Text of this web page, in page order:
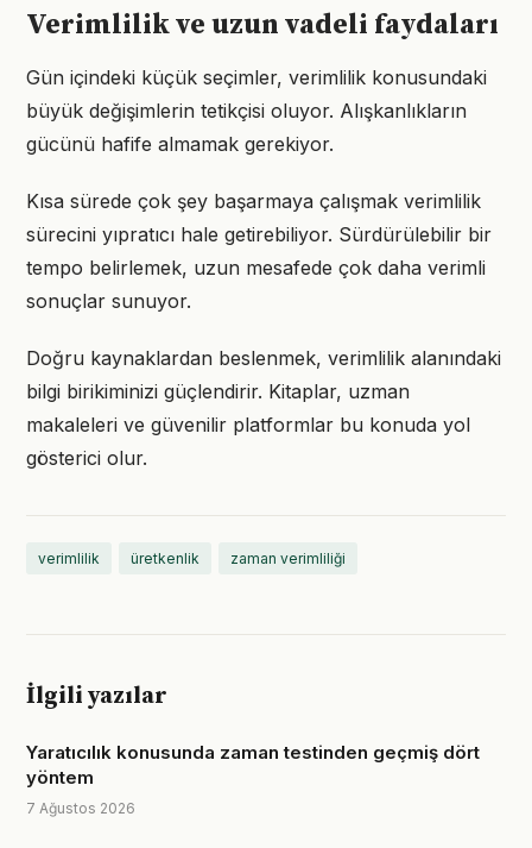
Verimlilik ve uzun vadeli faydaları
Gün içindeki küçük seçimler, verimlilik konusundaki
büyük değişimlerin tetikçisi oluyor. Alışkanlıkların
gücünü hafife almamak gerekiyor.
Kısa sürede çok şey başarmaya çalışmak verimlilik
sürecini yıpratıcı hale getirebiliyor. Sürdürülebilir bir
tempo belirlemek, uzun mesafede çok daha verimli
sonuçlar sunuyor.
Doğru kaynaklardan beslenmek, verimlilik alanındaki
bilgi birikiminizi güçlendirir. Kitaplar, uzman
makaleleri ve güvenilir platformlar bu konuda yol
gösterici olur.
verimlilik üretkenlik zaman verimliliği
İlgili yazılar
Yaratıcılık konusunda zaman testinden geçmiş dört
yöntem
7 Ağustos 2026